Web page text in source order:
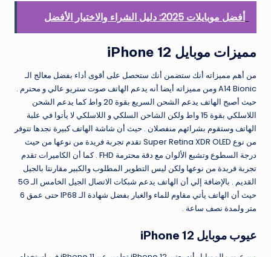
أفضل موبايلات 2025: دليل الشراء والاختيار الأفضل
مميزات موبايل iPhone 12
من أهم مميزاته أنك ستضمن أنك ستحصل على أقوى أداء بفضل معالج الـ
A14 Bionic ومن مميزاته أيضا أنه يدعم الهاتف صوت ستريو عالي و محترم .
حيث أصبح الهاتف يدعم الشحن السريع بقوة 20 واط كما يدعم الشحن
اللاسلكي بقوة 15 واط ولكن الشاحن السلكي و اللاسلكي لا يأتوا في علبة
الهاتف وستقوم بشرائهم منفصلان . حيث أن شاشة الهاتف كبيرة نجدها تتوفر
من نوع Super Retina XDR OLED تقدم تجربة فريدة من نوعها من حيث
درجة السطوع وتشبع الألوان مع دقة محترمة FHD . كما أن الكاميرات تقدم
تجربة فريدة من نوعها ولكن ليس التطوير المطلوب والكبير مقارنتا بالجيل
القديم . بالإضافة إلي أن الهاتف يدعم شبكات الاتصال الجيل الخامس الـ 5G
حيث أن الهاتف يأتي مقاوم للماء والغبار بفضل شهادة الـ IP68 حتى عمق 6
متر ولمدة نصف ساعة .
عيوب موبايل iPhone 12